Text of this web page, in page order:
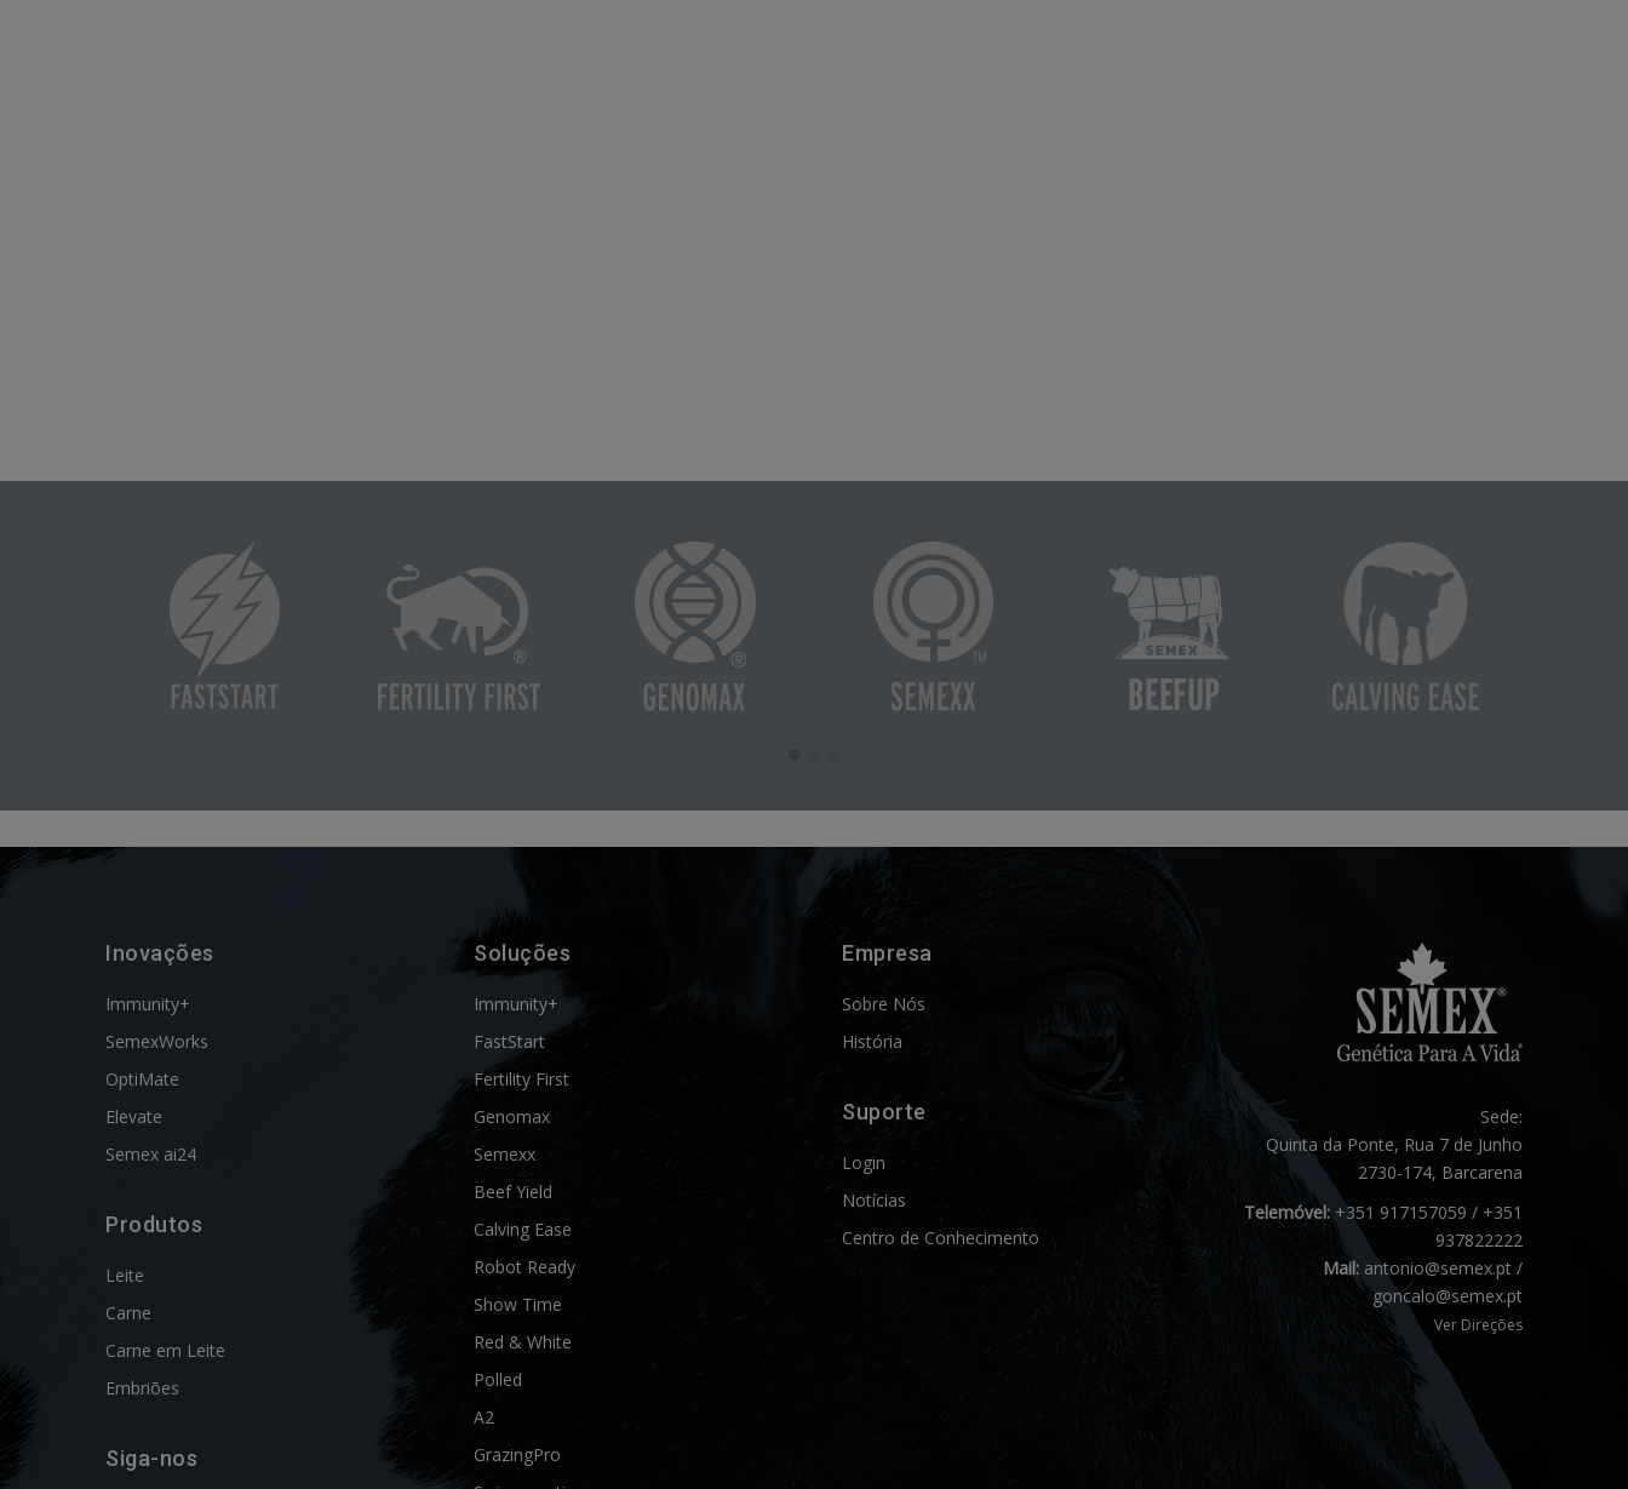
Inovações
Immunity+
SemexWorks
OptiMate
Elevate
Semex ai24
Produtos
Leite
Carne
Carne em Leite
Embriões
Siga-nos
Soluções
Immunity+
FastStart
Fertility First
Genomax
Semexx
Beef Yield
Calving Ease
Robot Ready
Show Time
Red & White
Polled
A2
GrazingPro
Empresa
Sobre Nós
História
Suporte
Login
Notícias
Centro de Conhecimento
Sede:
Quinta da Ponte, Rua 7 de Junho
2730-174, Barcarena
Telemóvel:+351 917157059 / +351
937822222
Mail: antonio@semex.pt /
goncalo@semex.pt
Ver Direções